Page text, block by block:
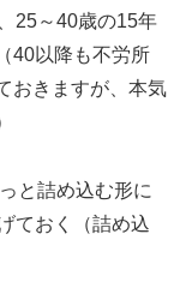
25～40歳の15年
40以降も不労所
おきますが、本気
と詰め込む形に
ておく（詰め込